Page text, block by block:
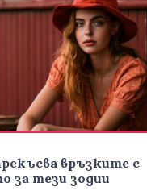
връзките с
за тези зодии